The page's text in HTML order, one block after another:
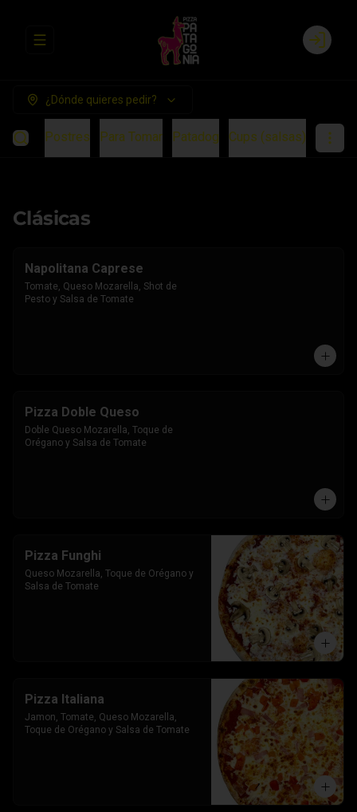
Abrir menu de navegación Login
¿Dónde quieres pedir?
Postres Para Tomar Patadog Cups (salsas)
Clásicas
Napolitana Caprese
Tomate, Queso Mozarella, Shot de
Pesto y Salsa de Tomate
Pizza Doble Queso
Doble Queso Mozarella, Toque de
Orégano y Salsa de Tomate
Pizza Funghi
Queso Mozarella, Toque de Orégano y
Salsa de Tomate
Pizza Italiana
Jamon, Tomate, Queso Mozarella,
Toque de Orégano y Salsa de Tomate